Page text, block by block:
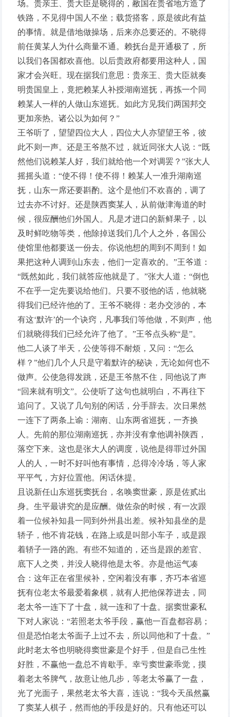
场。贵亲王、贵大臣是晓得的，敝国在贵省地方造了
铁路，不见得中国人不坐；载货搭客，原是彼此有益
的事情。就是借地做操场，后来亦总要还的。不晓得
前任黄某人为什么商量不通。赖抚台是开通极了，所
以我们各国都欢喜他。以后贵政府都要用这种人，国
家才会兴旺。现在据我们意思：贵亲王、贵大臣就奏
明贵国皇上，竟把赖某人补授湖南巡抚，再拣一个同
赖某人一样的人做山东巡抚。如此方见我们两国邦交
更加亲热。诸公以为如何？”
王爷听了，望望四位大人，四位大人亦望望王爷，彼
此不则一声。还是王爷熬不过，就近同张大人说：“既
然他们说赖某人好，我们就给他一个对调罢？”张大人
摇摇头道：“使不得！使不得！赖某人一准升湖南巡
抚，山东一席还要斟酌。这个是他们不欢喜的，调了
过去亦不讨好。还是陕西窦某人，从前做津海道的时
候，很应酬他们外国人。凡是才进口的新鲜果子，以
及时鲜吃物等类，他除掉送我们几个人之外，各国公
使馆里他都要送一份去。你说他想的周到不周到！如
果把这种人调到山东去，他们一定喜欢的。”王爷道：
“既然如此，我们就答应他就是了。”张大人道：“倒也
不在乎一定先要说给他们。只要不驳他的话，他就晓
得我们已经许他的了。王爷不晓得：老办交涉的，本
有这‘默许’的一个诀窍，凡事我们等他做，不则声，他
们就晓得我们已经允许了他了。”王爷点头称“是”。
他二人谈了半天，公使等得不耐烦，又问：“怎么
样？”他们几个人只是守着默许的秘诀，无论如何也不
做声。公使急得发跳，还是王爷熬不住，同他说了声
“回来就有明文”。公使听了这句也就明白，不再往下
追问了。又说了几句别的闲话，分手辞去。次日果然
一连下了两条上谕：湖南、山东两省巡抚，一齐换
人。先前的那位湖南巡抚，亦并没有拿他调补陕西，
落空下来。这也是张大人的调度，说他是得罪过外国
人的人，一时不好叫他有事情，总得冷冷场，等人家
平平气，方好位置他。闲话休提。
且说新任山东巡抚窦抚台，名唤窦世豪，原是佐贰出
身。生平最讲究的是应酬。做佐杂的时候，有一次跟
着一位候补知县一同到外州县出差。候补知县坐的是
轿子，他不肯花钱，在路上或是叫部小车子，或是跟
着轿子一路的跑。有些不知道的，还当是跟的差官、
底下人之类，并没人晓得他是太爷。亦是他运气凑
合：这年正在省里候补，空闲着没有事，齐巧本省巡
抚有位老太爷最爱着象棋，就有人把他保荐进去，同
老太爷一连下了十盘，就一连和了十盘。据窦世豪私
下对人家说：“若照老太爷手段，赢他一百盘都容易；
但是恐怕老太爷面子上过不去，所以同他和了十盘。”
此时老太爷也明晓得窦世豪是个好手，但是自己生性
好胜，不赢他一盘总不肯歇手。幸亏窦世豪乖觉，摸
着老太爷脾气，故意让他几步，等老太爷赢了一盘，
光了光面子，果然老太爷大喜，连说：“我今天虽然赢
了窦某人棋子，然而他的手段是好的。只有他还可以